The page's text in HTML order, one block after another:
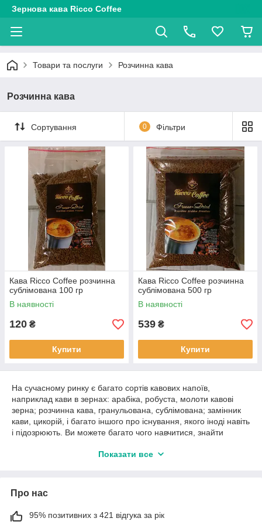
Зернова кава Ricco Coffee
Товари та послуги Розчинна кава
Розчинна кава
Сортування 0 Фільтри
Кава Ricco Coffee розчинна
сублімована 100 гр
В наявності
120 ₴
Купити
Кава Ricco Coffee розчинна
сублімована 500 гр
В наявності
539 ₴
Купити
На сучасному ринку є багато сортів кавових напоїв,
наприклад кави в зернах: арабіка, робуста, молоти кавові
зерна; розчинна кава, гранульована, сублімована; замінник
кави, цикорій, і багато іншого про існування, якого іноді навіть
і підозрюють. Ви можете багато чого навчитися, знайти
найкориснішою. Але це не так, оскільки будь — яка страва чи
засмучуватися! У наш час можна знайти все, а також за
різноманітними критеріями, які все-таки можна знайти
неповторну й таку каву, яка буде підходити саме Вам!
Показати все
Про нас
95% позитивних з 421 відгука за рік